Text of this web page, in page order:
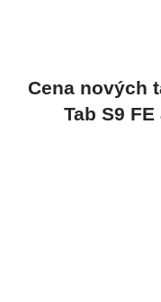
Cena nových
Tab S9